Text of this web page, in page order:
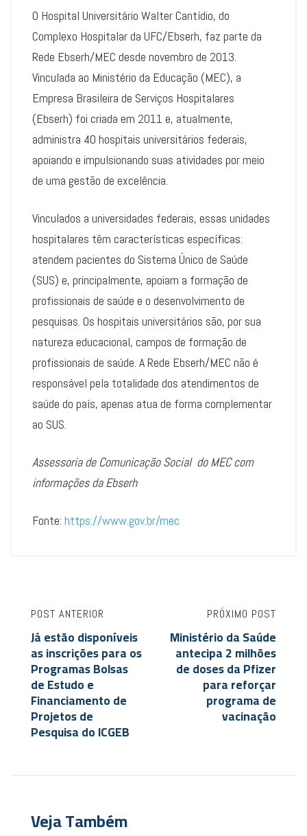
O Hospital Universitário Walter Cantídio, do
Complexo Hospitalar da UFC/Ebserh, faz parte da
Rede Ebserh/MEC desde novembro de 2013.
Vinculada ao Ministério da Educação (MEC), a
Empresa Brasileira de Serviços Hospitalares
(Ebserh) foi criada em 2011 e, atualmente,
administra 40 hospitais universitários federais,
apoiando e impulsionando suas atividades por meio
de uma gestão de excelência.
Vinculados a universidades federais, essas unidades
hospitalares têm características específicas:
atendem pacientes do Sistema Único de Saúde
(SUS) e, principalmente, apoiam a formação de
profissionais de saúde e o desenvolvimento de
pesquisas. Os hospitais universitários são, por sua
natureza educacional, campos de formação de
profissionais de saúde. A Rede Ebserh/MEC não é
responsável pela totalidade dos atendimentos de
saúde do país, apenas atua de forma complementar
ao SUS.
Assessoria de Comunicação Social do MEC com
informações da Ebserh
Fonte: https://www.gov.br/mec
POST ANTERIOR
Já estão disponíveis
as inscrições para os
Programas Bolsas
de Estudo e
Financiamento de
Projetos de
Pesquisa do ICGEB
PRÓXIMO POST
Ministério da Saúde
antecipa 2 milhões
de doses da Pfizer
para reforçar
programa de
vacinação
Veja Também